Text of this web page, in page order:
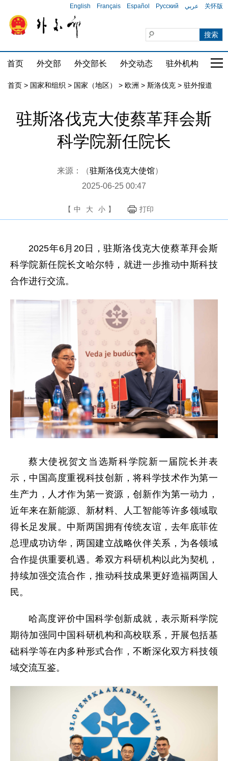
English Français Español Русский عربي 关怀版
首页 外交部 外交部长 外交动态 驻外机构 国
首页 > 国家和组织 > 国家（地区） > 欧洲 > 斯洛伐克 > 驻外报道
驻斯洛伐克大使蔡革拜会斯
科学院新任院长
来源：（驻斯洛伐克大使馆）
2025-06-25 00:47
【 中 大 小 】 打印
2025年6月20日，驻斯洛伐克大使蔡革拜会斯
科学院新任院长文哈尔特，就进一步推动中斯科技
合作进行交流。
蔡大使祝贺文当选斯科学院新一届院长并表
示，中国高度重视科技创新，将科学技术作为第一
生产力，人才作为第一资源，创新作为第一动力，
近年来在新能源、新材料、人工智能等许多领域取
得长足发展。中斯两国拥有传统友谊，去年底菲佐
总理成功访华，两国建立战略伙伴关系，为各领域
合作提供重要机遇。希双方科研机构以此为契机，
持续加强交流合作，推动科技成果更好造福两国人
民。
哈高度评价中国科学创新成就，表示斯科学院
期待加强同中国科研机构和高校联系，开展包括基
础科学等在内多种形式合作，不断深化双方科技领
域交流互鉴。